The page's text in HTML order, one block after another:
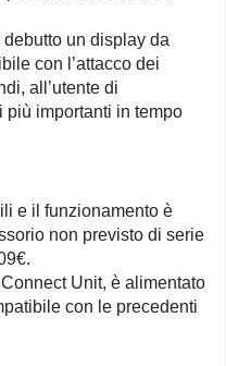
un display da
con l’attacco dei
all’utente di
più importanti in tempo
e il funzionamento è
non previsto di serie
Unit, è alimentato
con le precedenti